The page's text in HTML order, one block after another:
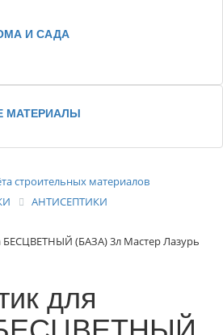
И САДА
МАТЕРИАЛЫ
строительных материалов
АНТИСЕПТИКИ
БЕСЦВЕТНЫЙ (БАЗА) 3л Мастер Лазурь
для